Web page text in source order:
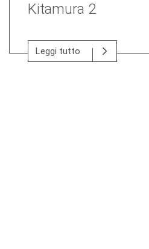
Kitamura 2
Leggi tutto